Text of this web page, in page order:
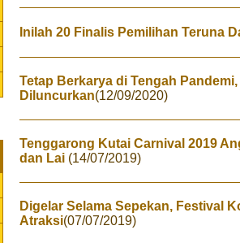
Inilah 20 Finalis Pemilihan Teruna
Tetap Berkarya di Tengah
Diluncurkan(12/09/2020)
Tenggarong Kutai Carnival 2019
dan Lai (14/07/2019)
Digelar Selama Sepekan, Festival
Atraksi(07/07/2019)